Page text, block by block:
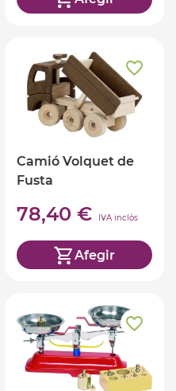
Camió Volquet de
Fusta
78,40 € IVA inclòs
Afegir